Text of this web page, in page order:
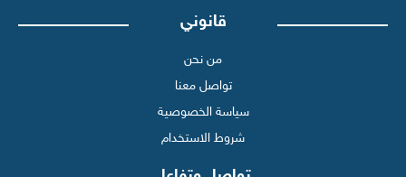
قانوني
من نحن
تواصل معنا
سياسة الخصوصية
شروط الاستخدام